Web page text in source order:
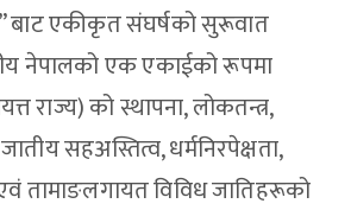
बाट एकीकृत संघर्षको सुरूवात
नेपालको एक एकाईको रूपमा
राज्य) को स्थापना, लोकतन्त्र,
सहअस्तित्व, धर्मनिरपेक्षता,
तामाङलगायत विविध जातिहरूको